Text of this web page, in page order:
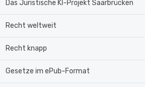
Das Juristische KI-Projekt Saarbrücken
Recht weltweit
Recht knapp
Gesetze im ePub-Format